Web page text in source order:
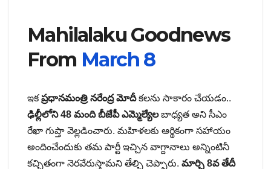
Mahilalaku Goodnews
From March 8
ఇకప్రధానమంత్రి నరేంద్ర మోదీకలను సాకారం చేయడం..
ఢిల్లీలోని 48 మంది బీజేపీ ఎమ్మెల్యేలబాధ్యత అని సీఎం
రేఖా గుప్తా వెల్లడించారు. మహిళలకు ఆర్థికంగా సహాయం
అందించేందుకు తమ పార్టీ ఇచ్చిన వాగ్దానాలు అన్నింటినీ
కచ్చితంగా నెరవేరుస్తామని తేల్చి చెప్పారు. మార్చి 8వ తేదీ